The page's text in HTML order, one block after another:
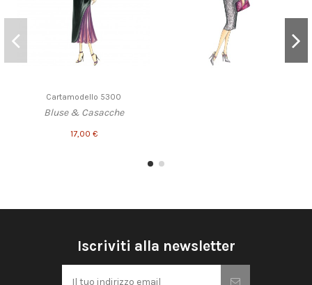
Cartamodello 5300
Bluse & Casacche
17,00 €
Iscriviti alla newsletter